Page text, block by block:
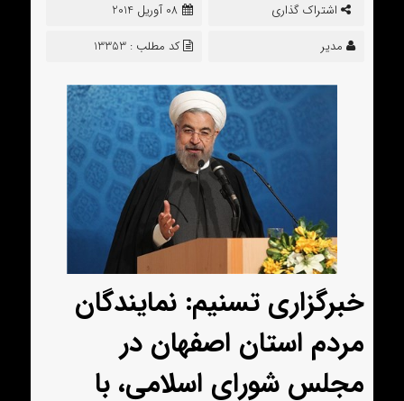
اشتراک گذاری
08 آوریل 2014
مدیر
کد مطلب : 13353
خبرگزاری تسنیم: نمایندگان
مردم استان اصفهان در
مجلس شورای اسلامی، با